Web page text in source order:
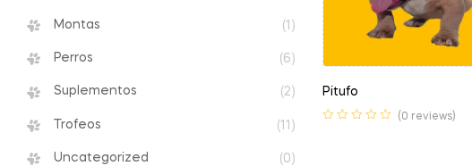
Pitufo
(0 reviews)
Montas (1)
Perros (6)
Suplementos (2)
Trofeos (11)
Uncategorized (0)